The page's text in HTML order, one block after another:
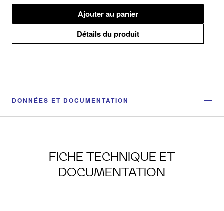
Ajouter au panier
Détails du produit
DONNÉES ET DOCUMENTATION
FICHE TECHNIQUE ET
DOCUMENTATION